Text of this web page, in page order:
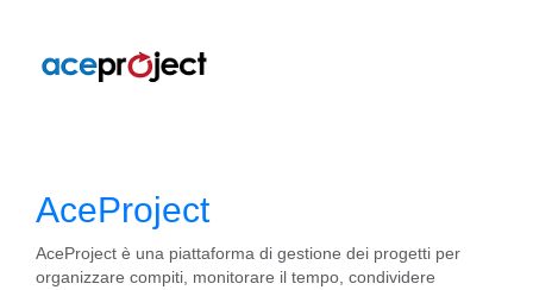
AceProject
AceProject è una piattaforma di gestione dei progetti per
organizzare compiti, monitorare il tempo, condividere